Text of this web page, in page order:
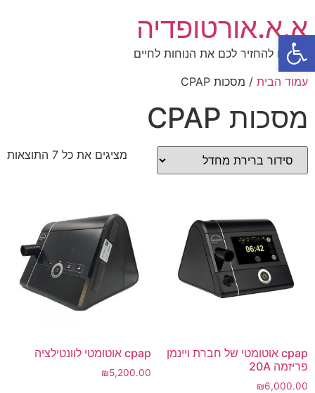
א.א.אורטופדיה
תנו לנו להחזיר לכם את הנוחות לחיים
עמוד הבית / מסכות CPAP
מסכות CPAP
מציגים את כל ⁦7⁩ התוצאות
cpap אוטומטי לוונטילציה
₪5,200.00
cpap אוטומטי של חברת ויינמן
פריזמה 20A
₪6,000.00
פתח סרגל נגישות